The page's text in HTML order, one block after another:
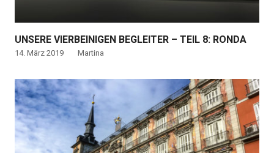
UNSERE VIERBEINIGEN BEGLEITER – TEIL 8: RONDA
14. März 2019 Martina